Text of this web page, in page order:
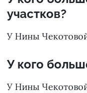
участков?
У Нины
У кого
У Нины